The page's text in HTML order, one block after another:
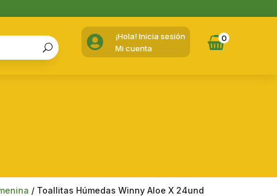

¡Hola! Inicia sesión
Mi cuenta
0
/ Toallitas Húmedas Winny Aloe X 24und